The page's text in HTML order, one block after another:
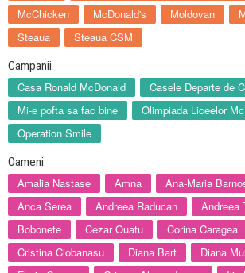
McChicken
McDonald's Moldovan
Steaua
Steaua CSM
Campanii
Casa Ronald McDonald
Casele Departe de
Mi-e pofta sa fac bine
Olimpiada Liceelor
Operation Smile
Oameni
Amalia Nastase Amna
Ana-Maria
Anca Serea
Andreea Raducan
Andreea
Bobonete
Cezar Ouatu Corina Caragea
Cristina Ciobanasu
Diana Bart
Diana